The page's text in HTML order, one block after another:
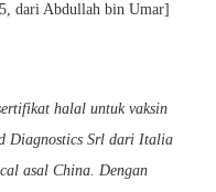
dari Abdullah bin Umar]
halal untuk vaksin
Diagnostics Srl dari Italia
asal China. Dengan